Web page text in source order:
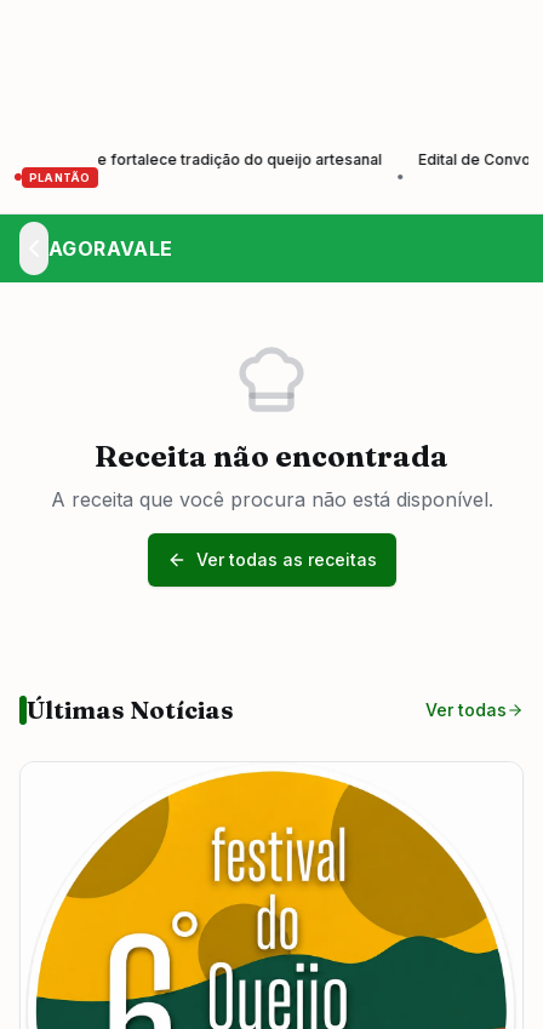
PLANTÃO
e fortalece tradição do queijo artesanal
Edital de
AGORAVALE
Receita não encontrada
A receita que você procura não está disponível.
Ver todas as receitas
Últimas Notícias Ver todas